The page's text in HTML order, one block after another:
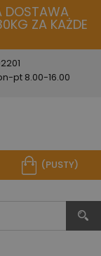
DOSTAWA
ZA KAŻDE
pt 8.00-16.00
(PUSTY)